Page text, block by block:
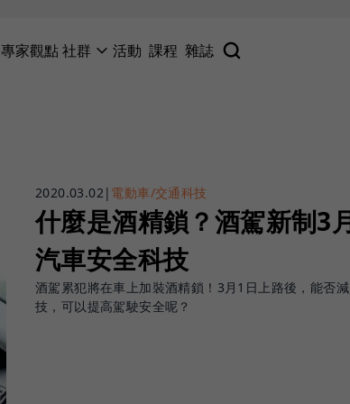
專家觀點社群 活動 課程 雜誌
2020.03.02| 電動車/交通科技
什麼是酒精鎖？酒駕新制3
汽車安全科技
酒駕累犯將在車上加裝酒精鎖！3月1日上路後，能否
技，可以提高駕駛安全呢？